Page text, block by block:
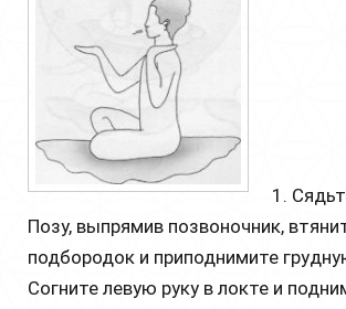
1.
Позу, выпрямив позвоночник,
подбородок и приподнимите
Согните левую руку в локте и